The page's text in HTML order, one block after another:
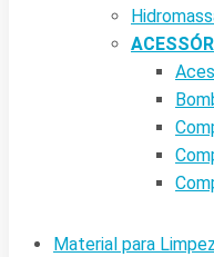
Material para